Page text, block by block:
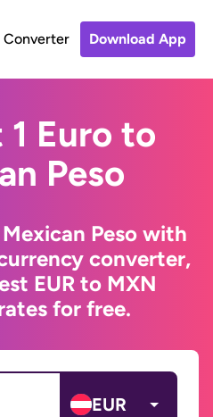
Download App
Euro to
Peso
Peso with
converter,
EUR to MXN
for free.
EUR